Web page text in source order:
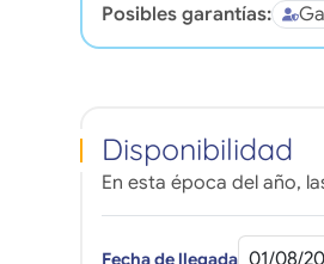
Posibles garantías:
Disponibilidad
En esta época del año,
Fecha de llegada